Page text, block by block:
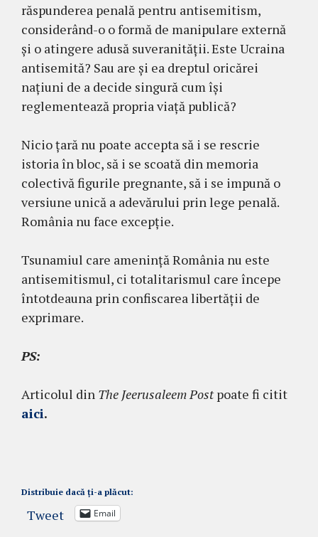
răspunderea penală pentru antisemitism,
considerând-o o formă de manipulare externă
și o atingere adusă suveranității. Este Ucraina
antisemită? Sau are și ea dreptul oricărei
națiuni de a decide singură cum își
reglementează propria viață publică?
Nicio țară nu poate accepta să i se rescrie
istoria în bloc, să i se scoată din memoria
colectivă figurile pregnante, să i se impună o
versiune unică a adevărului prin lege penală.
România nu face excepție.
Tsunamiul care amenință România nu este
antisemitismul, ci totalitarismul care începe
întotdeauna prin confiscarea libertății de
exprimare.
PS:
Articolul din The Jeerusaleem Postpoate fi citit
aici.
Distribuie dacă ți-a plăcut:
Tweet Email